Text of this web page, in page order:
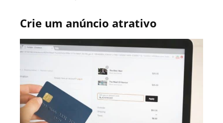
Crie um anúncio atrativo